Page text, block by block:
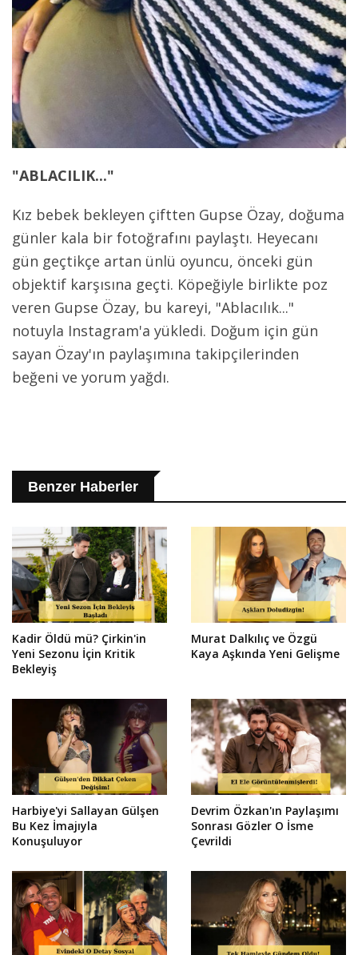
"ABLACILIK..."
Kız bebek bekleyen çiftten Gupse Özay, doğuma
günler kala bir fotoğrafını paylaştı. Heyecanı
gün geçtikçe artan ünlü oyuncu, önceki gün
objektif karşısına geçti. Köpeğiyle birlikte poz
veren Gupse Özay, bu kareyi, "Ablacılık..."
notuyla Instagram'a yükledi. Doğum için gün
sayan Özay'ın paylaşımına takipçilerinden
beğeni ve yorum yağdı.
Benzer Haberler
Kadir Öldü mü? Çirkin'in
Yeni Sezonu İçin Kritik
Bekleyiş
Murat Dalkılıç ve Özgü
Kaya Aşkında Yeni Gelişme
Harbiye'yi Sallayan Gülşen
Bu Kez İmajıyla
Konuşuluyor
Devrim Özkan'ın Paylaşımı
Sonrası Gözler O İsme
Çevrildi